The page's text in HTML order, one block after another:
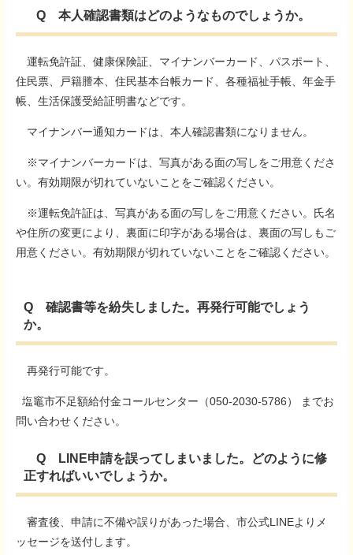
Q 本人確認書類はどのようなものでしょうか。
運転免許証、健康保険証、マイナンバーカード、パスポート、
住民票、戸籍謄本、住民基本台帳カード、各種福祉手帳、年金手
帳、生活保護受給証明書などです。
マイナンバー通知カードは、本人確認書類になりません。
※マイナンバーカードは、写真がある面の写しをご用意くださ
い。有効期限が切れていないことをご確認ください。
※運転免許証は、写真がある面の写しをご用意ください。氏名
や住所の変更により、裏面に印字がある場合は、裏面の写しもご
用意ください。有効期限が切れていないことをご確認ください。
Q 確認書等を紛失しました。再発行可能でしょう
か。
再発行可能です。
塩竈市不足額給付金コールセンター（050-2030-5786） までお
問い合わせください。
Q LINE申請を誤ってしまいました。どのように修
正すればいいでしょうか。
審査後、申請に不備や誤りがあった場合、市公式LINEよりメ
ッセージを送付します。